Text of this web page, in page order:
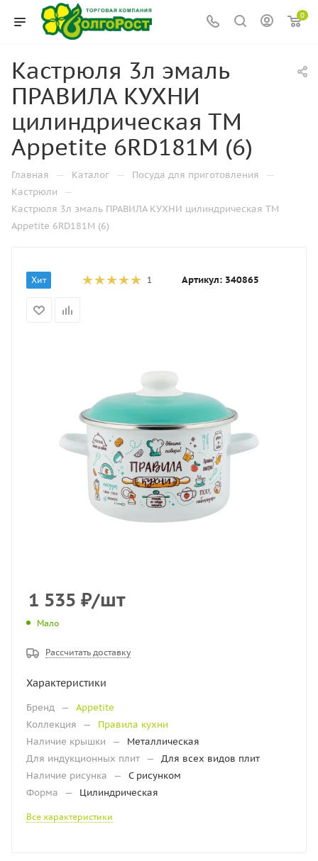
0
Кастрюля 3л эмаль
ПРАВИЛА КУХНИ
цилиндрическая ТМ
Appetite 6RD181M (6)
Главная — Каталог — Посуда для приготовления —
Кастрюли —
Кастрюля 3л эмаль ПРАВИЛА КУХНИ цилиндрическая ТМ
Appetite 6RD181M (6)
Хит 1 Артикул: 340865
1 535 ₽/шт
Мало
Рассчитать доставку
Характеристики
Бренд —
Appetite
Коллекция
—
Правила кухни
Наличие крышки
—
Металлическая
Для индукционных плит —
Для всех видов плит
Наличие рисунка
—
С рисунком
Форма
— Цилиндрическая
Все характеристики